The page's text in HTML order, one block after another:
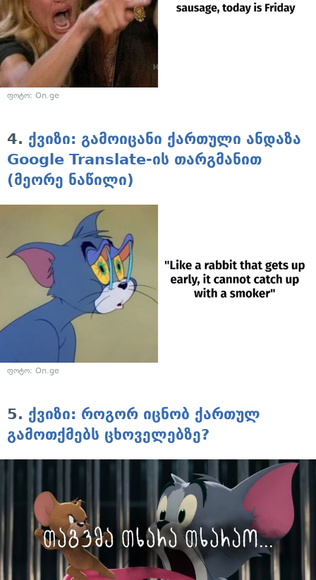
ფოტო: On.ge
4. ქვიზი: გამოიცანი ქართული ანდაზა
Google Translate-ის თარგმანით
(მეორე ნაწილი)
ფოტო: On.ge
5. ქვიზი: როგორ იცნობ ქართულ
გამოთქმებს ცხოველებზე?